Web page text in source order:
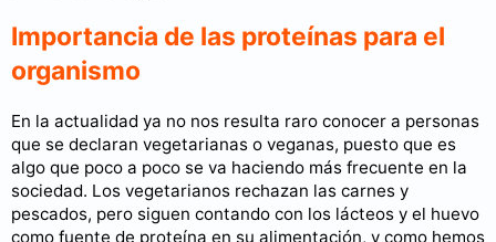
Importancia de las proteínas para el
organismo
En la actualidad ya no nos resulta raro conocer a personas
que se declaran vegetarianas o veganas, puesto que es
algo que poco a poco se va haciendo más frecuente en la
sociedad. Los vegetarianos rechazan las carnes y
pescados, pero siguen contando con los lácteos y el huevo
como fuente de proteína en su alimentación, y como hemos